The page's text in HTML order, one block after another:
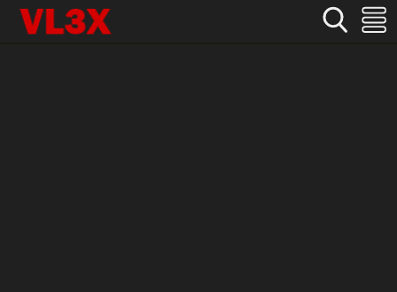
Home Không che
HEYZO-3538 Đụ chị đồng nghiệp ngực khủng để giải sầu